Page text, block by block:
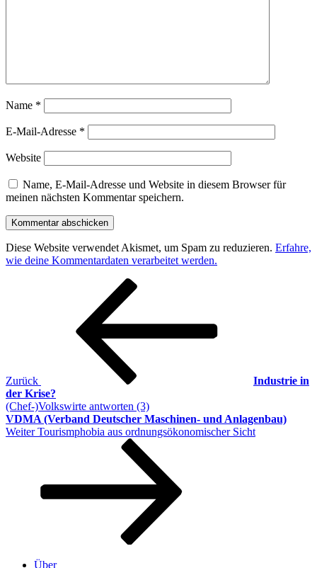
Name *
E-Mail-Adresse *
Website
Name, E-Mail-Adresse und Website in diesem Browser für
meinen nächsten Kommentar speichern.
Diese Website verwendet Akismet, um Spam zu reduzieren. Erfahre,
wie deine Kommentardaten verarbeitet werden.
Beitragsnavigation
Zurück
Industrie in
der Krise?
(Chef-)Volkswirte antworten (3)
VDMA (Verband Deutscher Maschinen- und Anlagenbau)
Nächster
Weiter Tourismphobia aus ordnungsökonomischer Sicht
Über